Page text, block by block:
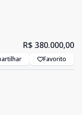
R$ 380.000,00
Favorito